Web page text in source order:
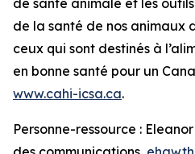
de santé animale et les
de la santé de nos animaux
ceux qui sont destinés à
en bonne santé pour un
www.cahi-icsa.ca.
Personne-ressource :